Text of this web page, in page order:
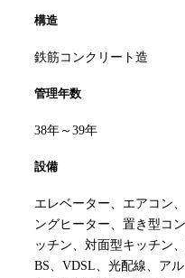
構造
鉄筋コンクリート造
管理年数
38年～39年
設備
エレベーター、エアコン
ングヒーター、置き型コ
ッチン、対面型キッチン
BS、VDSL、光配線、ア